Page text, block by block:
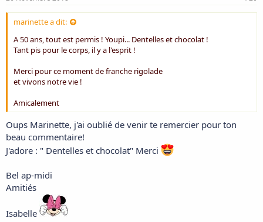
marinette a dit:
A 50 ans, tout est permis ! Youpi... Dentelles et chocolat !
Tant pis pour le corps, il y a l'esprit !
Merci pour ce moment de franche rigolade
et vivons notre vie !
Amicalement
Oups Marinette, j'ai oublié de venir te remercier pour ton
beau commentaire!
J'adore : " Dentelles et chocolat" Merci
Bel ap-midi
Amitiés
Isabelle